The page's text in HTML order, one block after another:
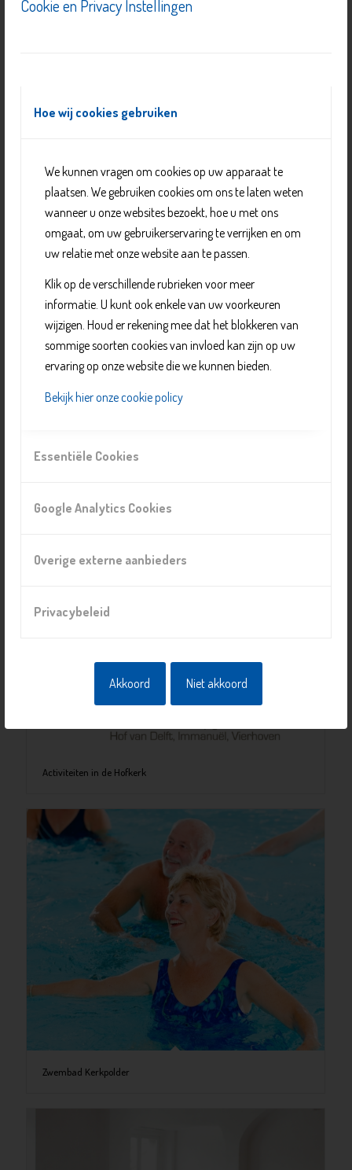
Cookie en Privacy Instellingen
Hoe wij cookies gebruiken
We kunnen vragen om cookies op uw apparaat te
plaatsen. We gebruiken cookies om ons te laten weten
wanneer u onze websites bezoekt, hoe u met ons
omgaat, om uw gebruikerservaring te verrijken en om
uw relatie met onze website aan te passen.
Klik op de verschillende rubrieken voor meer
informatie. U kunt ook enkele van uw voorkeuren
wijzigen. Houd er rekening mee dat het blokkeren van
sommige soorten cookies van invloed kan zijn op uw
ervaring op onze website die we kunnen bieden.
Bekijk hier onze cookie policy
Essentiële Cookies
Google Analytics Cookies
Overige externe aanbieders
Privacybeleid
Akkoord Niet akkoord
Gehandicaptenparkeerkaart
Activiteiten in de Hofkerk
Zwembad Kerkpolder